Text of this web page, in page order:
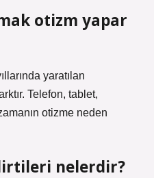
otizm yapar
yaratılan
Telefon, tablet,
otizme neden
nelerdir?